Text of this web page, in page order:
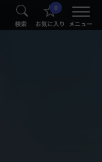
検索
0
お気に入り メニュー
®